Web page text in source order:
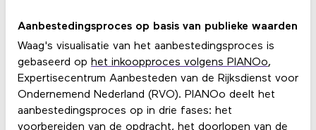
Aanbestedingsproces op basis van publieke waarden
Waag's visualisatie van het aanbestedingsproces is
gebaseerd op het inkoopproces volgens PIANOo,
Expertisecentrum Aanbesteden van de Rijksdienst voor
Ondernemend Nederland (RVO). PIANOo deelt het
aanbestedingsproces op in drie fases: het
voorbereiden van de opdracht, het doorlopen van de